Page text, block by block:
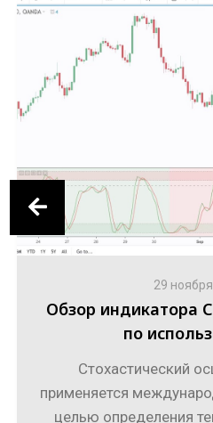
29
Обзор индикатора
по
Стохастический
применяется
целью определения